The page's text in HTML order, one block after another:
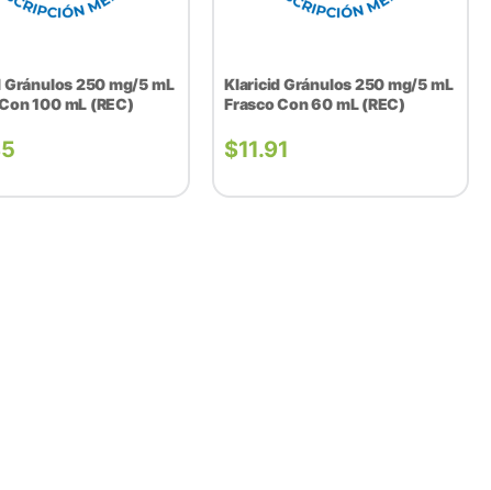
Gránulos 250 mg/5 mL
100 mL (REC)
Klaricid Gránulos 250 mg/5 mL
Frasco Con 60 mL (REC)
$11.91